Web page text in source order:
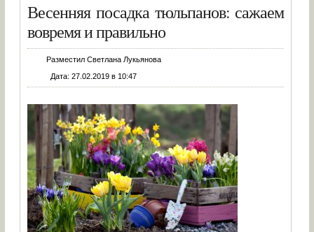
Весенняя посадка тюльпанов: сажаем
вовремя и правильно
Разместил Светлана Лукьянова
Дата: 27.02.2019 в 10:47